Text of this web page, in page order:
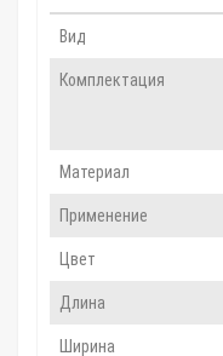
Вид
Комплектация
Материал
Применение
Цвет
Длина
Ширина